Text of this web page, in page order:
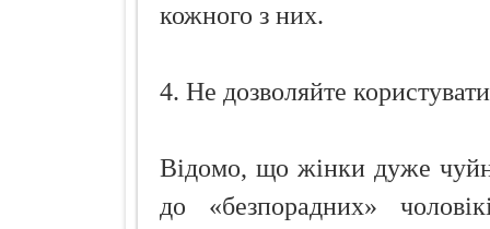
кожного з них.
4. Не дозволяйте
Відомо, що жінки дуже
до «безпорадних»